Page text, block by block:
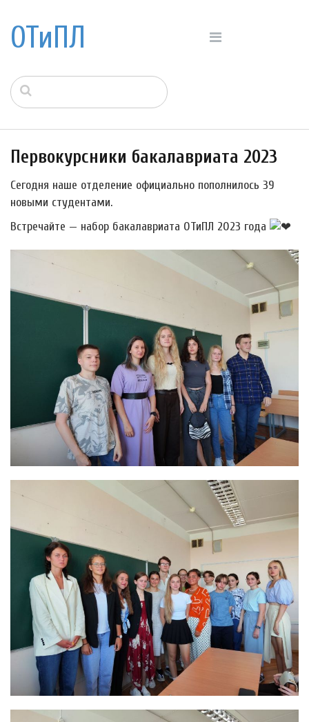
ОТиПЛ
Первокурсники бакалавриата 2023
Сегодня наше отделение официально пополнилось 39
новыми студентами.
Встречайте — набор бакалавриата ОТиПЛ 2023 года